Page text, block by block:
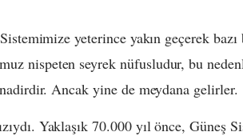
yeterince yakın geçerek
nispeten seyrek nüfusludur, bu
Ancak yine de meydana gelirler.
Yaklaşık 70.000 yıl önce, Güneş